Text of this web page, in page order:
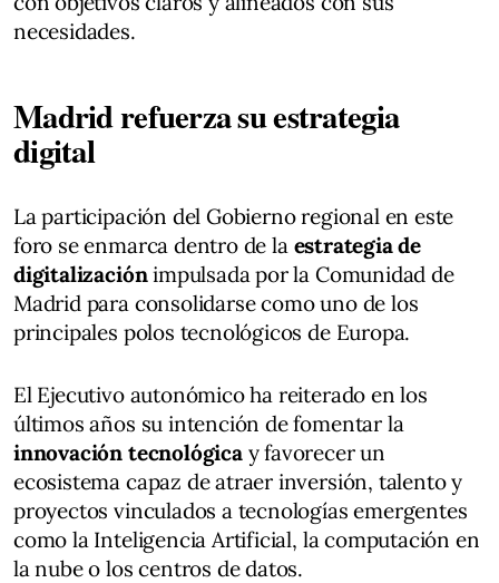
necesidades.
Madrid refuerza su estrategia
digital
La participación del Gobierno regional en este
foro se enmarca dentro de la estrategia de
digitalizaciónimpulsada por la Comunidad de
Madrid para consolidarse como uno de los
principales polos tecnológicos de Europa.
El Ejecutivo autonómico ha reiterado en los
últimos años su intención de fomentar la
innovación tecnológicay favorecer un
ecosistema capaz de atraer inversión, talento y
proyectos vinculados a tecnologías emergentes
como la Inteligencia Artificial, la computación en
la nube o los centros de datos.